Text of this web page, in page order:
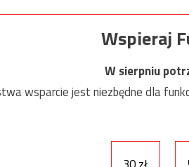
Wspieraj
W sierpniu
wsparcie jest niezbędne dla